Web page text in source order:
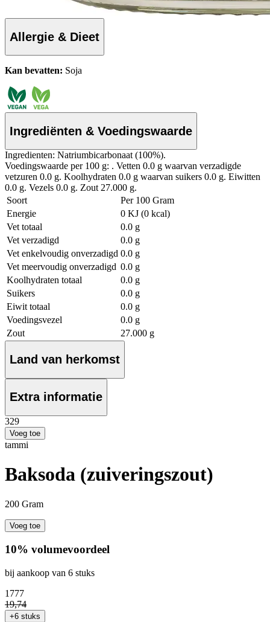
Allergie & Dieet
Kan bevatten: Soja
Ingrediënten & Voedingswaarde
Ingredienten: Natriumbicarbonaat (100%).
Voedingswaarde per 100 g: . Vetten 0.0 g waarvan verzadigde
vetzuren 0.0 g. Koolhydraten 0.0 g waarvan suikers 0.0 g. Eiwitten
0.0 g. Vezels 0.0 g. Zout 27.000 g.
Soort
Per 100 Gram
Energie
0 KJ (0 kcal)
Vet totaal
0.0 g
Vet verzadigd
0.0 g
Vet enkelvoudig onverzadigd 0.0 g
Vet meervoudig onverzadigd 0.0 g
Koolhydraten totaal
0.0 g
Suikers
0.0 g
Eiwit totaal
0.0 g
Voedingsvezel
0.0 g
Zout
27.000 g
Land van herkomst
Extra informatie
329
Voeg toe
tammi
Baksoda (zuiveringszout)
200 Gram
Voeg toe
10% volumevoordeel
bij aankoop van 6 stuks
1777
19,74
+6 stuks